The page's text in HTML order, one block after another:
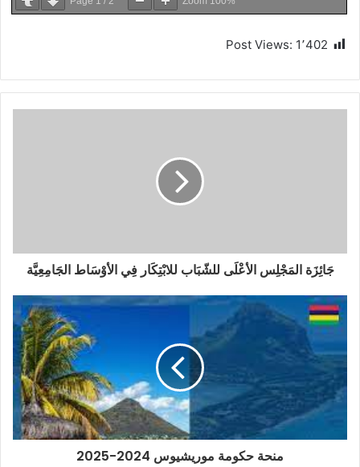
Post Views: 1٬402
جَائِزَة المَجْلِس الأعْلَى للشّبَاب للابْتِكَار فِي الأوْسَاط الجَامِعِيَّة
منحة حكومة موريشيوس 2024-2025